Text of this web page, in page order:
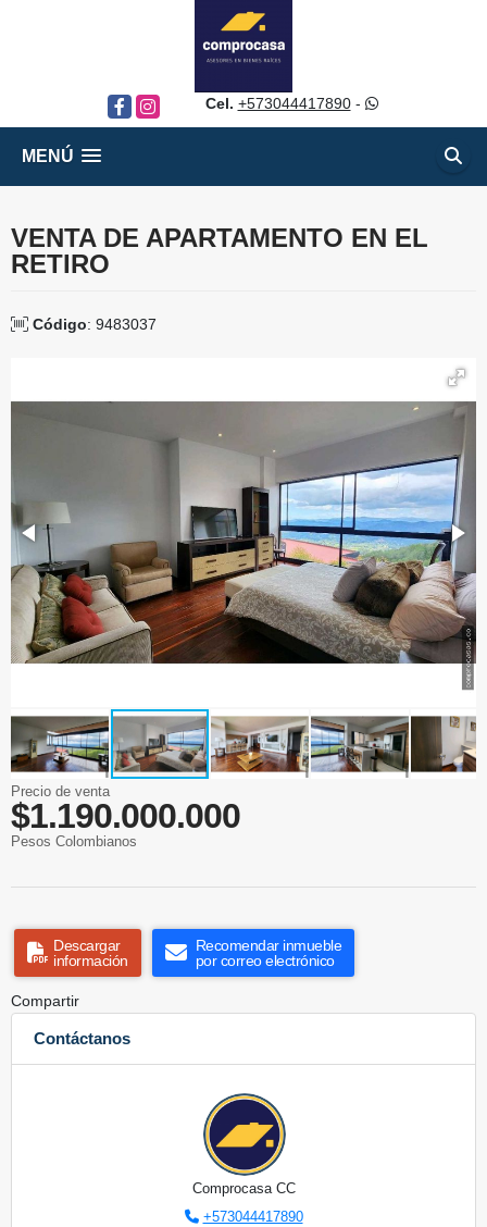
FacebookInstagram Cel. +573044417890-
MENÚ
VENTA DE APARTAMENTO EN EL
RETIRO
Código: 9483037
Precio de venta
$1.190.000.000
Pesos Colombianos
Descargar
información
Recomendar inmueble
por correo electrónico
Compartir
Contáctanos
Comprocasa CC
+573044417890